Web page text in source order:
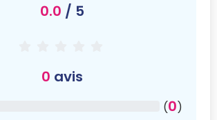
0.0 / 5
0 avis
(0)